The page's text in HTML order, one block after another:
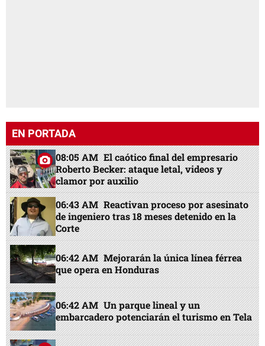
EN PORTADA
08:05 AM El caótico final del empresario
Roberto Becker: ataque letal, videos y
clamor por auxilio
06:43 AM Reactivan proceso por asesinato
de ingeniero tras 18 meses detenido en la
Corte
06:42 AM Mejorarán la única línea férrea
que opera en Honduras
06:42 AM Un parque lineal y un
embarcadero potenciarán el turismo en Tela